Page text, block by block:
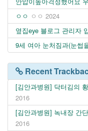
ㅇㅇ ㅇㅇ 2024
옆집eye 블로그 관리자
9세 여아 눈처짐과(눈썹
Recent
[김안과병원] 닥터김의
2016
[김안과병원] 녹내장 간
2016